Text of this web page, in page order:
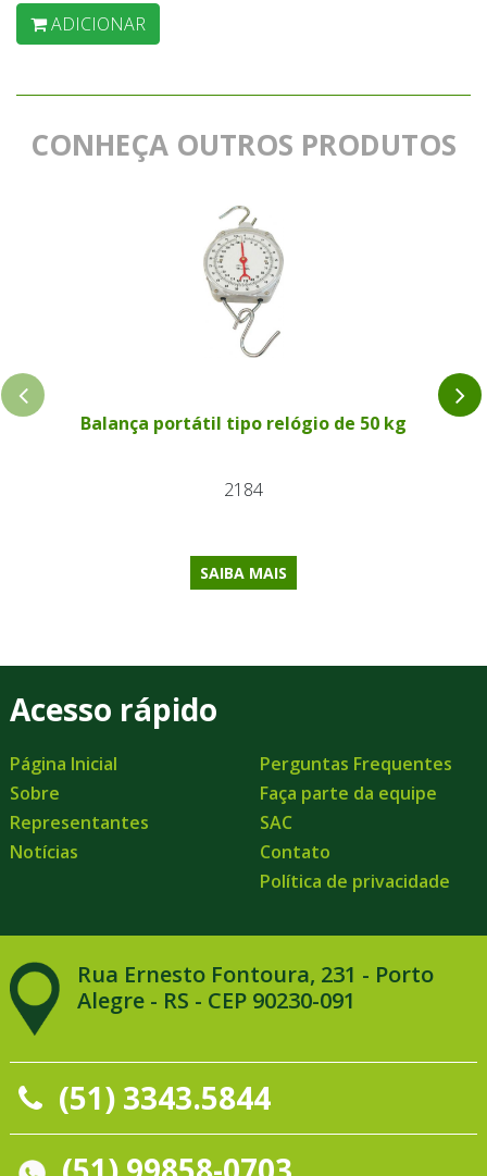
ADICIONAR
CONHEÇA OUTROS PRODUTOS
Balança portátil tipo relógio de 50 kg
2184
SAIBA MAIS
Acesso rápido
Página Inicial
Sobre
Representantes
Notícias
Perguntas Frequentes
Faça parte da equipe
SAC
Contato
Política de privacidade
Rua Ernesto Fontoura, 231 - Porto
Alegre - RS - CEP 90230-091
(51) 3343.5844